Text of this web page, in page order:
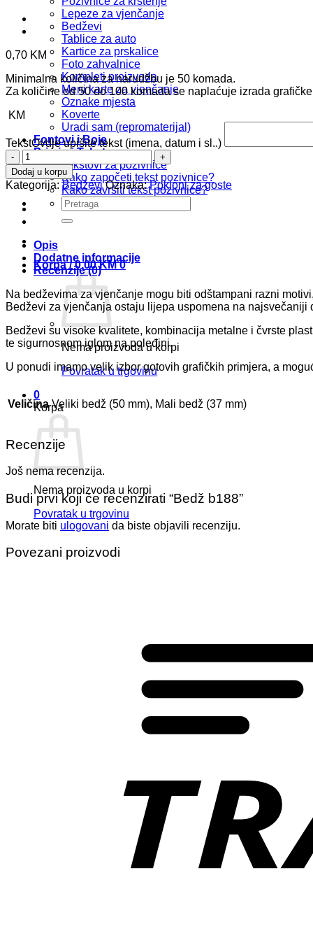
Lepeze za vjenčanje
Bedževi
Tablice za auto
Kartice za prskalice
Foto zahvalnice
Kompleti proizvoda
Meni karte za vjenčanje
Oznake mjesta
Koverte
Uradi sam (repromaterijal)
Fontovi i Boje
Primjeri Tekstova
Tekstovi za pozivnice
Kako započeti tekst pozivnice?
Kako završiti tekst pozivnice?
Pretraži:
Korpa /0,00KM 0
Nema proizvoda u korpi
Povratak u trgovinu
0
Korpa
Nema proizvoda u korpi
Povratak u trgovinu
0,70 KM
Minimalna količina za narudžbu je 50 komada.
Za količine od 50 do 100 komada se naplaćuje izrada
KM
TekstOvdje upišite tekst (imena, datum i sl..)
Bedž
b188
količina
Dodaj u korpu
Kategorija:Bedževi Oznaka:Pokloni za goste
Opis
Dodatne informacije
Recenzije (0)
Na bedževima za vjenčanje mogu biti odštampani razni
Bedževi za vjenčanja ostaju lijepa uspomena na najsvečaniji
Bedževi su visoke kvalitete, kombinacija metalne i čvrste
te sigurnosnom iglom na poleđini.
U ponudi imamo velik izbor gotovih grafičkih primjera, a
Veličina Veliki bedž (50 mm), Mali bedž (37 mm)
Recenzije
Još nema recenzija.
Budi prvi koji će recenzirati “Bedž b188”
Morate biti ulogovani da biste objavili recenziju.
Povezani proizvodi